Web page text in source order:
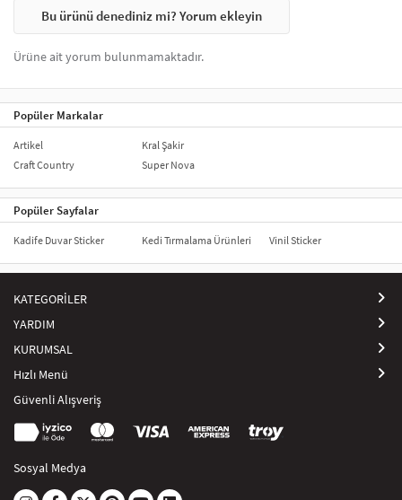
Bu ürünü denediniz mi? Yorum ekleyin
Ürüne ait yorum bulunmamaktadır.
Popüler Markalar
Artikel
Craft Country
Kral Şakir
Super Nova
Popüler Sayfalar
Kadife Duvar Sticker Kedi Tırmalama Ürünleri Vinil Sticker
KATEGORİLER
YARDIM
KURUMSAL
Hızlı Menü
Güvenli Alışveriş
Sosyal Medya